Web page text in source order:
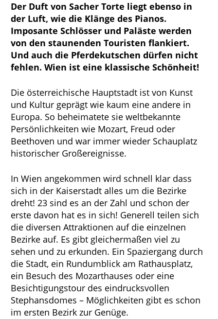
Der Duft von Sacher Torte liegt ebenso in
der Luft, wie die Klänge des Pianos.
Imposante Schlösser und Paläste werden
von den staunenden Touristen flankiert.
Und auch die Pferdekutschen dürfen nicht
fehlen. Wien ist eine klassische Schönheit!
Die österreichische Hauptstadt ist von Kunst
und Kultur geprägt wie kaum eine andere in
Europa. So beheimatete sie weltbekannte
Persönlichkeiten wie Mozart, Freud oder
Beethoven und war immer wieder Schauplatz
historischer Großereignisse.
In Wien angekommen wird schnell klar dass
sich in der Kaiserstadt alles um die Bezirke
dreht! 23 sind es an der Zahl und schon der
erste davon hat es in sich! Generell teilen sich
die diversen Attraktionen auf die einzelnen
Bezirke auf. Es gibt gleichermaßen viel zu
sehen und zu erkunden. Ein Spaziergang durch
die Stadt, ein Rundumblick am Rathausplatz,
ein Besuch des Mozarthauses oder eine
Besichtigungstour des eindrucksvollen
Stephansdomes – Möglichkeiten gibt es schon
im ersten Bezirk zur Genüge.